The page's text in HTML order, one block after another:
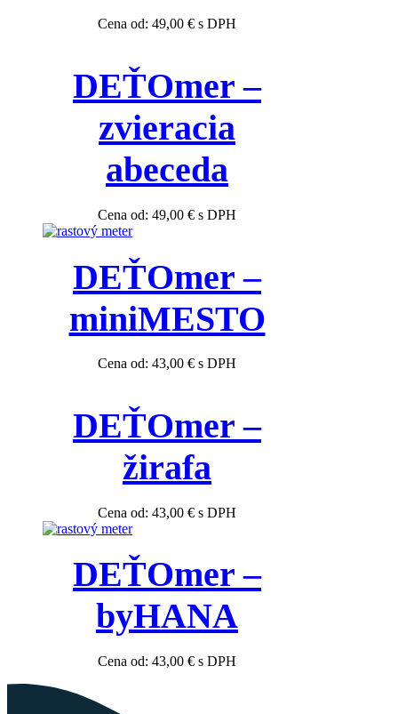
Cena od: 49,00 € s DPH
DEŤOmer –
zvieracia
abeceda
Cena od: 49,00 € s DPH
DEŤOmer –
miniMESTO
Cena od: 43,00 € s DPH
DEŤOmer –
žirafa
Cena od: 43,00 € s DPH
DEŤOmer –
byHANA
Cena od: 43,00 € s DPH